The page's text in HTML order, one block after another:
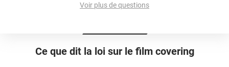
Ce que dit la loi sur le film covering
avant jusqu'au bas du parechoc arrière, en passant par le
pose
Le covering protège la peinture d'origine, pour la garder en
covering 3D
Voir plus de questions